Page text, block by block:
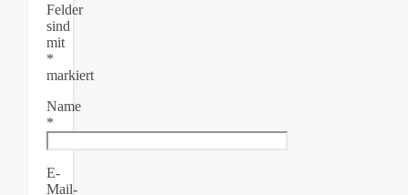
Felder
sind
mit
*
markiert
Name
*
E-
Mail-